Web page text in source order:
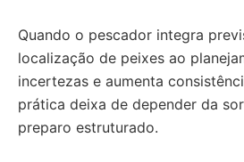
Quando o pescador integra
localização de peixes ao
incertezas e aumenta
prática deixa de depender da
preparo estruturado.